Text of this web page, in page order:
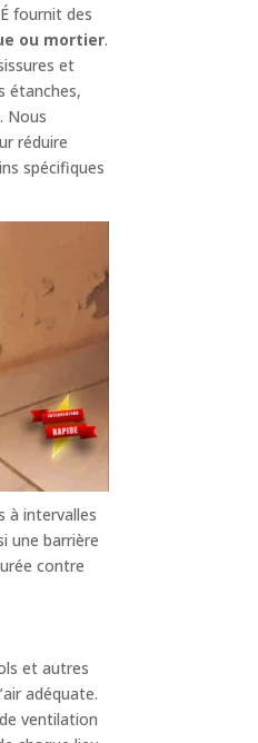
fournit des
ou mortier.
et
étanches,
Nous
réduire
spécifiques
à intervalles
une barrière
contre
et autres
adéquate.
ventilation